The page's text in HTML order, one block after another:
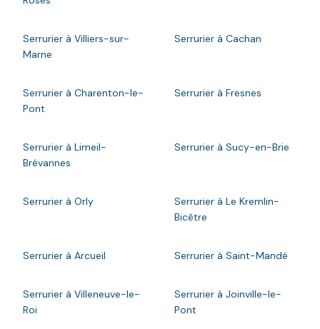
Serrurier à Villiers-sur-
Marne
Serrurier à Cachan
Serrurier à Charenton-le-
Pont
Serrurier à Fresnes
Serrurier à Limeil-
Brévannes
Serrurier à Sucy-en-Brie
Serrurier à Orly
Serrurier à Le Kremlin-
Bicêtre
Serrurier à Arcueil Serrurier à Saint-Mandé
Serrurier à Villeneuve-le-
Roi
Serrurier à Joinville-le-
Pont